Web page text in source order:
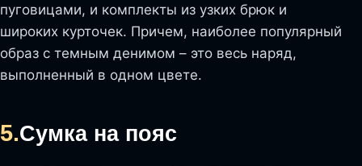
пуговицами, и комплекты из узких брюк и
широких курточек. Причем, наиболее популярный
образ с темным денимом – это весь наряд,
выполненный в одном цвете.
5.Сумка на пояс